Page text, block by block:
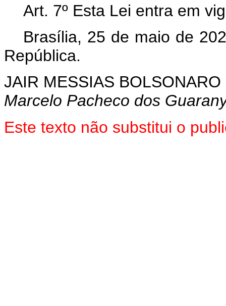
Art. 7º Esta Lei entra em
Brasília, 25 de maio de
República.
JAIR MESSIAS BOLSONARO
Marcelo Pacheco dos
Este texto não substitui o